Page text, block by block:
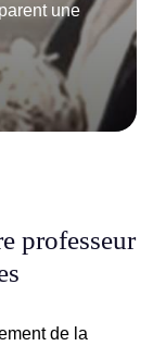
une
professeur
de la